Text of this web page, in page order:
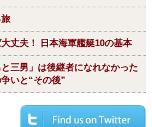
丈夫！ 日本海軍艦艇10の基本
三男」は後継者になれなかった
いと“その後”